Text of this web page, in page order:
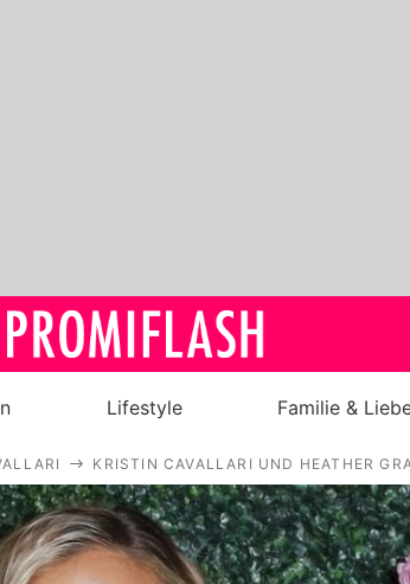
Royals
Stars
Filme & Serien
Lifestyle Familie &
KRISTIN CAVALLARI UND HEATHER